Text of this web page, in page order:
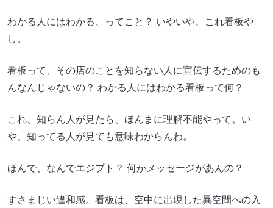
わかる人にはわかる、ってこと？ いやいや、これ看板や
し。
看板って、その店のことを知らない人に宣伝するためのも
んなんじゃないの？ わかる人にはわかる看板って何？
これ、知らん人が見たら、ほんまに理解不能やって。い
や、知ってる人が見ても意味わからんわ。
ほんで、なんでエジプト？ 何かメッセージがあんの？
すさまじい違和感。看板は、空中に出現した異空間への入